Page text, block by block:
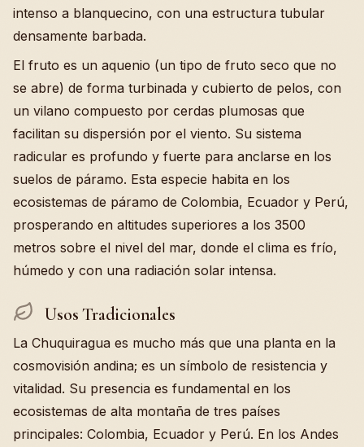
intenso a blanquecino, con una estructura tubular
densamente barbada.
El fruto es un aquenio (un tipo de fruto seco que no
se abre) de forma turbinada y cubierto de pelos, con
un vilano compuesto por cerdas plumosas que
facilitan su dispersión por el viento. Su sistema
radicular es profundo y fuerte para anclarse en los
suelos de páramo. Esta especie habita en los
ecosistemas de páramo de Colombia, Ecuador y Perú,
prosperando en altitudes superiores a los 3500
metros sobre el nivel del mar, donde el clima es frío,
húmedo y con una radiación solar intensa.
Usos Tradicionales
La Chuquiragua es mucho más que una planta en la
cosmovisión andina; es un símbolo de resistencia y
vitalidad. Su presencia es fundamental en los
ecosistemas de alta montaña de tres países
principales: Colombia, Ecuador y Perú. En los Andes